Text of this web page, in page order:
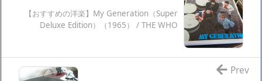
【おすすめの洋楽】My Generation（Super
Deluxe Edition）（1965） / THE WHO
Prev